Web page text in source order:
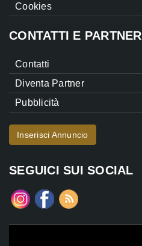
Cookies
CONTATTI E PARTNER
Contatti
Diventa Partner
Pubblicità
Inserisci Annuncio
SEGUICI SUI SOCIAL